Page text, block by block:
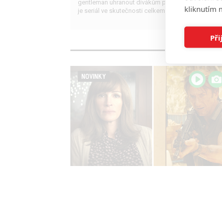
gentleman uhranout divákům po celém světě, i
je seriál ve skutečnosti celkem průměrný.
NOVINKY
kliknutím